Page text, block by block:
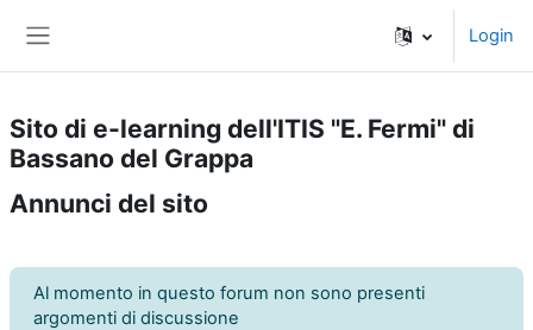
Login
Sito di e-learning dell'ITIS "E. Fermi" di
Bassano del Grappa
Annunci del sito
Al momento in questo forum non sono presenti
argomenti di discussione